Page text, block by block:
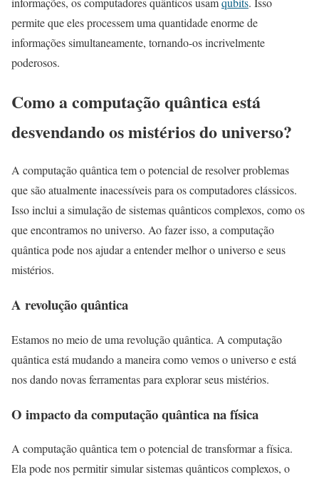
permite que eles processem uma quantidade enorme de
informações simultaneamente, tornando-os incrivelmente
poderosos.
Como a computação quântica está
desvendando os mistérios do universo?
A computação quântica tem o potencial de resolver problemas
que são atualmente inacessíveis para os computadores clássicos.
Isso inclui a simulação de sistemas quânticos complexos, como os
que encontramos no universo. Ao fazer isso, a computação
quântica pode nos ajudar a entender melhor o universo e seus
mistérios.
A revolução quântica
Estamos no meio de uma revolução quântica. A computação
quântica está mudando a maneira como vemos o universo e está
nos dando novas ferramentas para explorar seus mistérios.
O impacto da computação quântica na física
A computação quântica tem o potencial de transformar a física.
Ela pode nos permitir simular sistemas quânticos complexos, o